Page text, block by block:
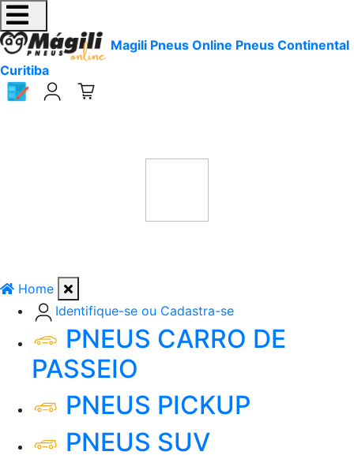
Magili Pneus Online Pneus Continental
Curitiba
Home
Identifique-se ou Cadastra-se
PNEUS CARRO DE
PASSEIO
PNEUS PICKUP
PNEUS SUV